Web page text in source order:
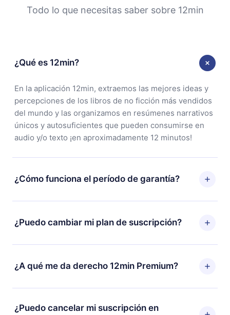
Todo lo que necesitas saber sobre 12min
¿Qué es 12min?
En la aplicación 12min, extraemos las mejores ideas y
percepciones de los libros de no ficción más vendidos
del mundo y las organizamos en resúmenes narrativos
únicos y autosuficientes que pueden consumirse en
audio y/o texto ¡en aproximadamente 12 minutos!
¿Cómo funciona el período de garantía?
Puedes descargar nuestra aplicación y comenzar a
disfrutar de nuestra biblioteca. Si por alguna razón no
estás satisfecho con nuestra plataforma, simplemente
a la compra y solicita el reembolso del valor. Recibirás
¿Puedo cambiar mi plan de suscripción?
Sí, pero el cambio solo se aplicará a partir del próximo
período de facturación. Por ejemplo, si decides
cambiar tu suscripción mensual a anual, después de
facturación de ese mes.
¿A qué me da derecho 12min Premium?
12min Premium es un plan que te garantiza acceso a
toda nuestra biblioteca de más de 2500 títulos
¿Puedo cancelar mi suscripción en